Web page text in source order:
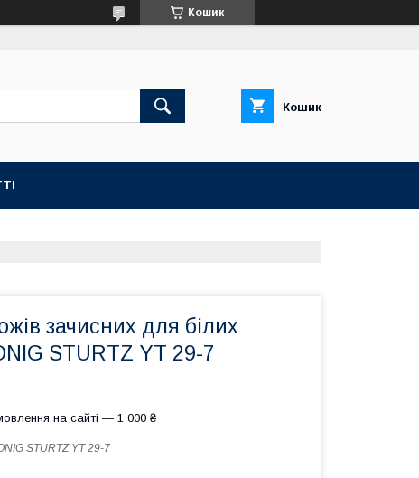
Кошик
Кошик
зачисних для білих
STURTZ YT 29-7
на сайті — 1 000 ₴
STURTZ YT 29-7